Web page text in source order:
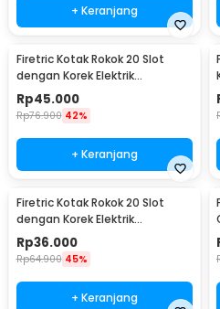
+ Keranjang
Firetric Kotak Rokok 20 Slot
dengan Korek Elektrik
Pyrotechnic - JD-YH048
Rp45.000
Rp76.900 42%
+ Keranjang
Firetric Kotak Rokok 20 Slot
dengan Korek Elektrik
Pyrotechnic - HD-KS-A6
Rp36.000
Rp64.900 45%
+ Keranjang